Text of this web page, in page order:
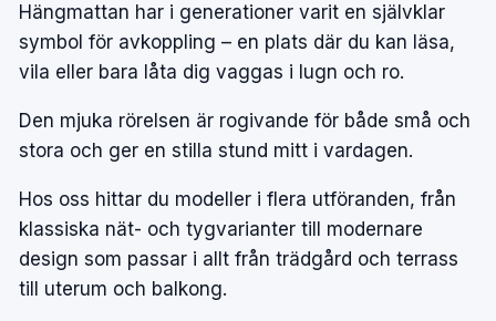
Hängmattan har i generationer varit en självklar
symbol för avkoppling – en plats där du kan läsa,
vila eller bara låta dig vaggas i lugn och ro.
Den mjuka rörelsen är rogivande för både små och
stora och ger en stilla stund mitt i vardagen.
Hos oss hittar du modeller i flera utföranden, från
klassiska nät- och tygvarianter till modernare
design som passar i allt från trädgård och terrass
till uterum och balkong.